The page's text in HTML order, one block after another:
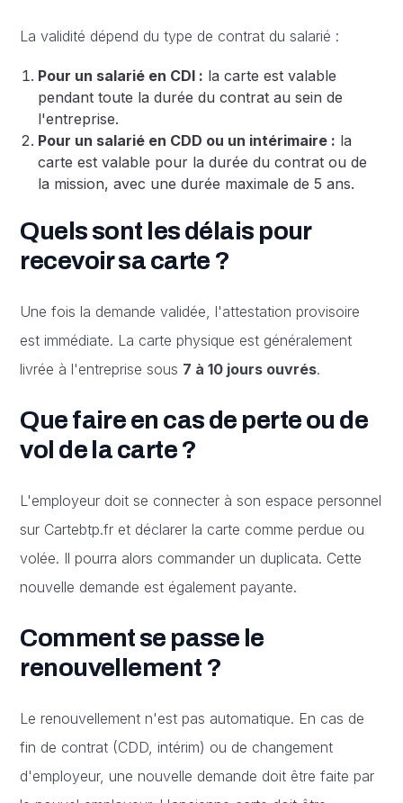
La validité dépend du type de contrat du salarié :
Pour un salarié en CDI : la carte est valable
pendant toute la durée du contrat au sein de
l'entreprise.
Pour un salarié en CDD ou un intérimaire : la
carte est valable pour la durée du contrat ou de
la mission, avec une durée maximale de 5 ans.
Quels sont les délais pour
recevoir sa carte ?
Une fois la demande validée, l'attestation provisoire
est immédiate. La carte physique est généralement
livrée à l'entreprise sous 7 à 10 jours ouvrés.
Que faire en cas de perte ou de
vol de la carte ?
L'employeur doit se connecter à son espace personnel
sur Cartebtp.fr et déclarer la carte comme perdue ou
volée. Il pourra alors commander un duplicata. Cette
nouvelle demande est également payante.
Comment se passe le
renouvellement ?
Le renouvellement n'est pas automatique. En cas de
fin de contrat (CDD, intérim) ou de changement
d'employeur, une nouvelle demande doit être faite par